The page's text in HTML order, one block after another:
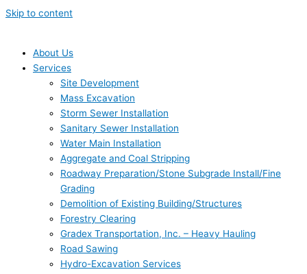
Skip to content
About Us
Services
Site Development
Mass Excavation
Storm Sewer Installation
Sanitary Sewer Installation
Water Main Installation
Aggregate and Coal Stripping
Roadway Preparation/Stone Subgrade Install/Fine
Grading
Demolition of Existing Building/Structures
Forestry Clearing
Gradex Transportation, Inc. – Heavy Hauling
Road Sawing
Hydro-Excavation Services